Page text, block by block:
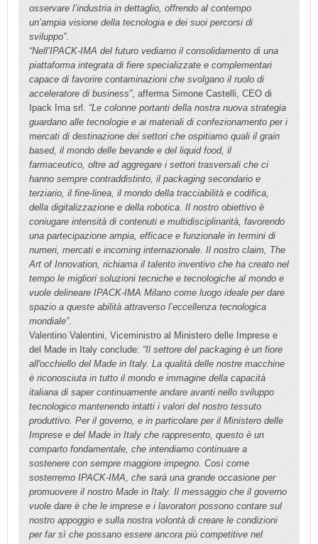
osservare l’industria in dettaglio, offrendo al contempo
un’ampia visione della tecnologia e dei suoi percorsi di
sviluppo”.
“Nell’IPACK-IMA del futuro vediamo il consolidamento di una
piattaforma integrata di fiere specializzate e complementari
capace di favorire contaminazioni che svolgano il ruolo di
acceleratore di business”, afferma Simone Castelli, CEO di
Ipack Ima srl. “Le colonne portanti della nostra nuova strategia
guardano alle tecnologie e ai materiali di confezionamento per i
mercati di destinazione dei settori che ospitiamo quali il grain
based, il mondo delle bevande e del liquid food, il
farmaceutico, oltre ad aggregare i settori trasversali che ci
hanno sempre contraddistinto, il packaging secondario e
terziario, il fine-linea, il mondo della tracciabilità e codifica,
della digitalizzazione e della robotica. Il nostro obiettivo è
coniugare intensità di contenuti e multidisciplinarità, favorendo
una partecipazione ampia, efficace e funzionale in termini di
numeri, mercati e incoming internazionale. Il nostro claim, The
Art of Innovation, richiama il talento inventivo che ha creato nel
tempo le migliori soluzioni tecniche e tecnologiche al mondo e
vuole delineare IPACK-IMA Milano come luogo ideale per dare
spazio a queste abilità attraverso l’eccellenza tecnologica
mondiale”.
Valentino Valentini, Viceministro al Ministero delle Imprese e
del Made in Italy conclude: “Il settore del packaging è un fiore
all'occhiello del Made in Italy. La qualità delle nostre macchine
è riconosciuta in tutto il mondo e immagine della capacità
italiana di saper continuamente andare avanti nello sviluppo
tecnologico mantenendo intatti i valori del nostro tessuto
produttivo. Per il governo, e in particolare per il Ministero delle
Imprese e del Made in Italy che rappresento, questo è un
comparto fondamentale, che intendiamo continuare a
sostenere con sempre maggiore impegno. Così come
sosterremo IPACK-IMA, che sarà una grande occasione per
promuovere il nostro Made in Italy. Il messaggio che il governo
vuole dare è che le imprese e i lavoratori possono contare sul
nostro appoggio e sulla nostra volontà di creare le condizioni
per far sì che possano essere ancora più competitive nel